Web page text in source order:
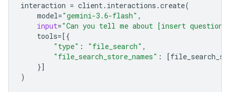
interaction = client. interactions .create(
model="gemini-3.6-flash" ,
input="Can you tell me about [insert
tools=[{
"type" : "file_search" ,
"file_search_store_names" : [
}]
)